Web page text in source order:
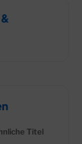
Titel